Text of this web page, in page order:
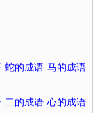
蛇的成语 马的成语
二的成语 心的成语